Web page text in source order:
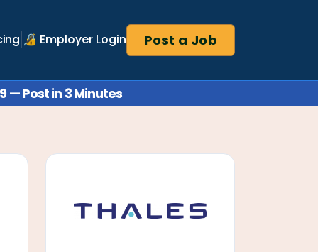
🔏 Employer Login Post a Job
— Post in 3 Minutes